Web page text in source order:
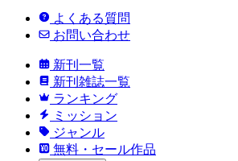
よくある質問
お問い合わせ
新刊一覧
新刊雑誌一覧
ランキング
ミッション
ジャンル
無料・セール作品